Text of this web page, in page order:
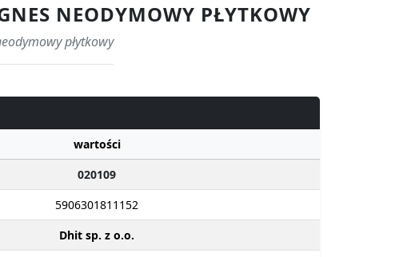
NEODYMOWY PŁYTKOWY
płytkowy
wartości
020109
5906301811152
Dhit sp. z o.o.